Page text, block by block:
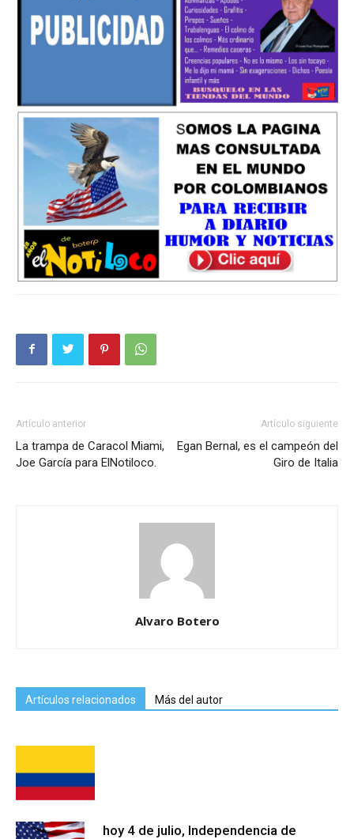
Artículo anterior
La trampa de Caracol Miami,
Joe García para ElNotiloco.
Artículo siguiente
Egan Bernal, es el campeón del
Giro de Italia
Alvaro Botero
Artículos relacionados Más del autor
hoy 4 de julio, Independencia de